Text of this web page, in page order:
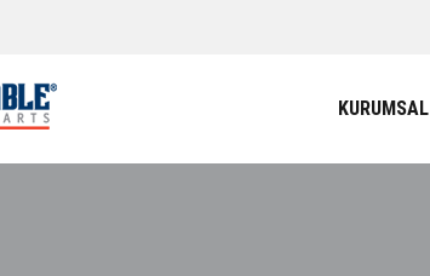
KURUMSAL